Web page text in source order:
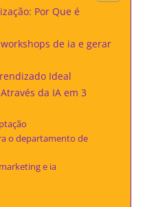
Por Que é
de ia e gerar
Ideal
da IA em 3
o departamento de
e ia